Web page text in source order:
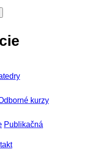
kurzy
Publikačná